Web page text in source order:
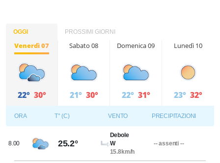
OGGI PROSSIMI GIORNI
Venerdì 07
22° 30°
Sabato 08
21° 30°
Domenica 09
22° 31°
Lunedì 10
23° 32°
ORA T° (C) VENTO PRECIPITAZIONI
8.00 25.2°
Debole
W
15.8km/h
-- assenti --